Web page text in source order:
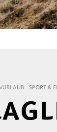
SPORT &